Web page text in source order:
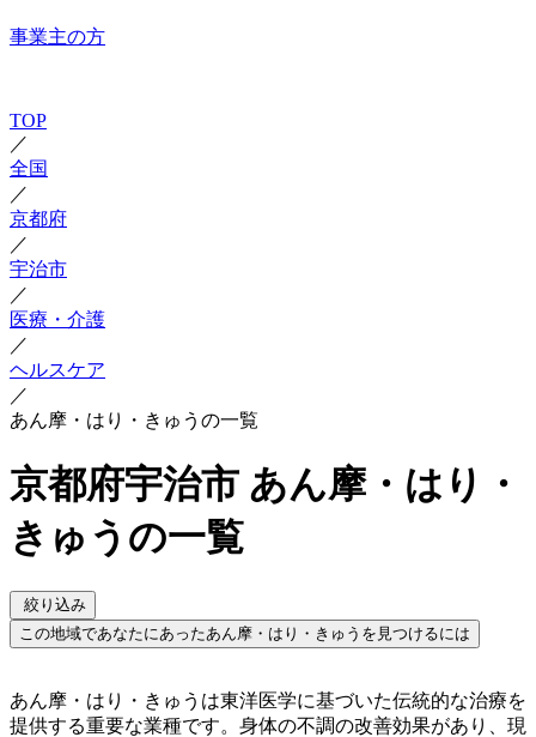
事業主の方
TOP
／
全国
／
京都府
／
宇治市
／
医療・介護
／
ヘルスケア
／
あん摩・はり・きゅうの一覧
京都府宇治市 あん摩・はり・
きゅうの一覧
絞り込み
この地域であなたにあったあん摩・はり・きゅうを見つけるには
あん摩・はり・きゅうは東洋医学に基づいた伝統的な治療を
提供する重要な業種です。身体の不調の改善効果があり、現